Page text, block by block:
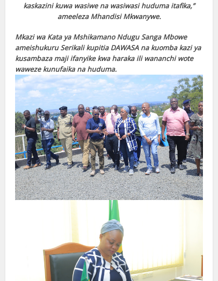
kaskazini kuwa wasiwe na wasiwasi huduma itafika,”
ameeleza Mhandisi Mkwanywe.
Mkazi wa Kata ya Mshikamano Ndugu Sanga Mbowe
ameishukuru Serikali kupitia DAWASA na kuomba kazi ya
kusambaza maji ifanyike kwa haraka ili wananchi wote
waweze kunufaika na huduma.